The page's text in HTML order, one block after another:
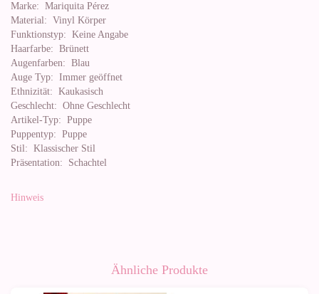
Marke: Mariquita Pérez
Material: Vinyl Körper
Funktionstyp: Keine Angabe
Haarfarbe: Brünett
Augenfarben: Blau
Auge Typ: Immer geöffnet
Ethnizität: Kaukasisch
Geschlecht: Ohne Geschlecht
Artikel-Typ: Puppe
Puppentyp: Puppe
Stil: Klassischer Stil
Präsentation: Schachtel
Hinweis
Ähnliche Produkte